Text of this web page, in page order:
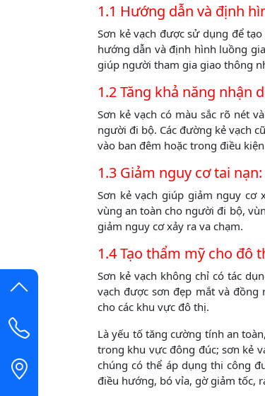
1.1 Hướng dẫn và định
Sơn kẻ vạch được sử dụng để
hướng dẫn và định hình luồng
giúp người tham gia giao thông
1.2 Tăng khả năng nhận
Sơn kẻ vạch có màu sắc rõ nét
người đi bộ. Các đường kẻ vạch
vào ban đêm hoặc trong điều
1.3 Giảm nguy cơ tai nạn:
Sơn kẻ vạch giúp giảm nguy cơ
vùng an toàn cho người đi bộ,
giảm nguy cơ xảy ra va chạm.
1.4 Tạo thẩm mỹ cho đô
Sơn kẻ vạch không chỉ có tác
vạch được sơn đẹp mắt và đồng
cho các khu vực đô thị.
Là yếu tố tăng cường tính an
trong khu vực đông đúc; sơn kẻ
chúng có thể áp dụng thi công
điều hướng, bó vỉa, gờ giảm tốc,